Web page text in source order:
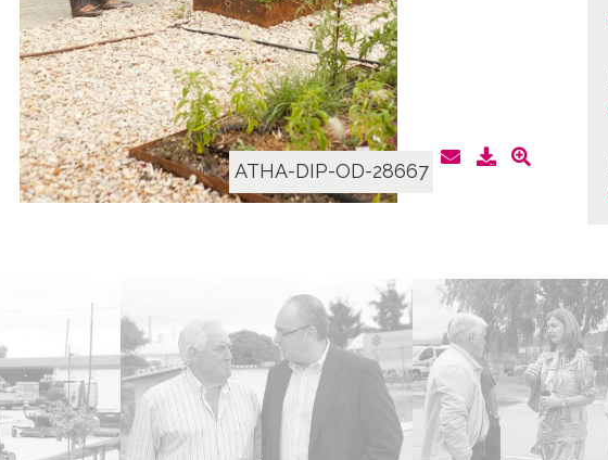
ATHA-DIP-OD-28667